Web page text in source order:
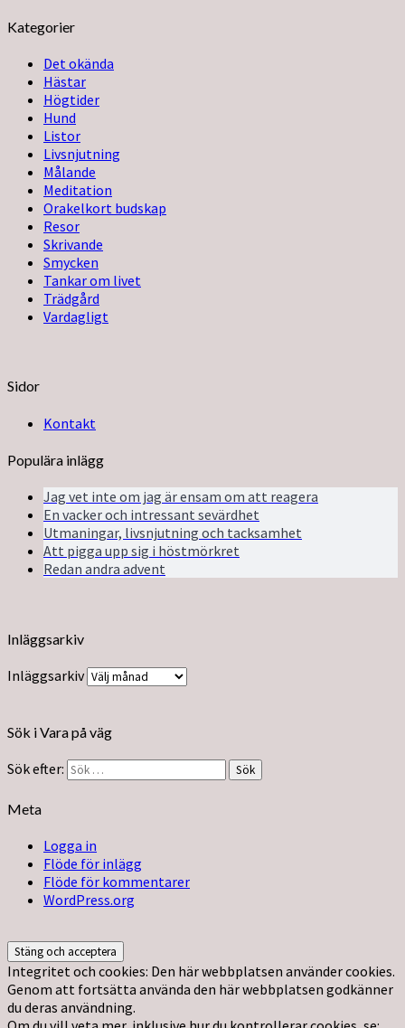
Kategorier
Det okända
Hästar
Högtider
Hund
Listor
Livsnjutning
Målande
Meditation
Orakelkort budskap
Resor
Skrivande
Smycken
Tankar om livet
Trädgård
Vardagligt
Sidor
Kontakt
Populära inlägg
Jag vet inte om jag är ensam om att reagera
En vacker och intressant sevärdhet
Utmaningar, livsnjutning och tacksamhet
Att pigga upp sig i höstmörkret
Redan andra advent
Inläggsarkiv
Inläggsarkiv
Sök i Vara på väg
Sök efter: Sök
Meta
Logga in
Flöde för inlägg
Flöde för kommentarer
WordPress.org
Integritet och cookies: Den här webbplatsen använder cookies.
Genom att fortsätta använda den här webbplatsen godkänner
du deras användning.